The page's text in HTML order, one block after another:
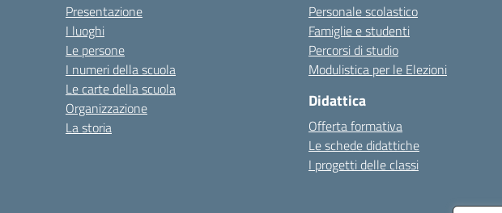
Presentazione
I luoghi
Le persone
I numeri della scuola
Le carte della scuola
Organizzazione
La storia
Personale scolastico
Famiglie e studenti
Percorsi di studio
Modulistica per le Elezioni
Didattica
Offerta formativa
Le schede didattiche
I progetti delle classi